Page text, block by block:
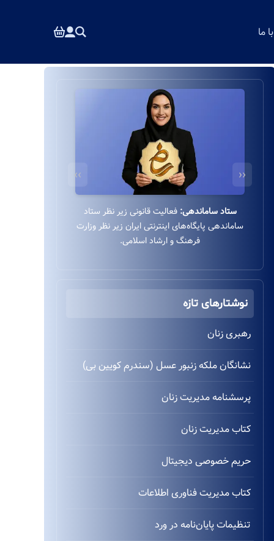
ما
درگاه بانکی ایمن:استفاده از درگاه بانکی ایمن و
مستقیم به‌پرداخت زیر نظر بانک ملت بدون واسطه.
‹‹
››
نوشتارهای تازه
رهبری زنان
نشانگان ملکه زنبور عسل (سندرم کویین بی)
پرسشنامه مدیریت زنان
کتاب مدیریت زنان
حریم خصوصی دیجیتال
کتاب مدیریت فناوری اطلاعات
تنظیمات پایان‌نامه در ورد